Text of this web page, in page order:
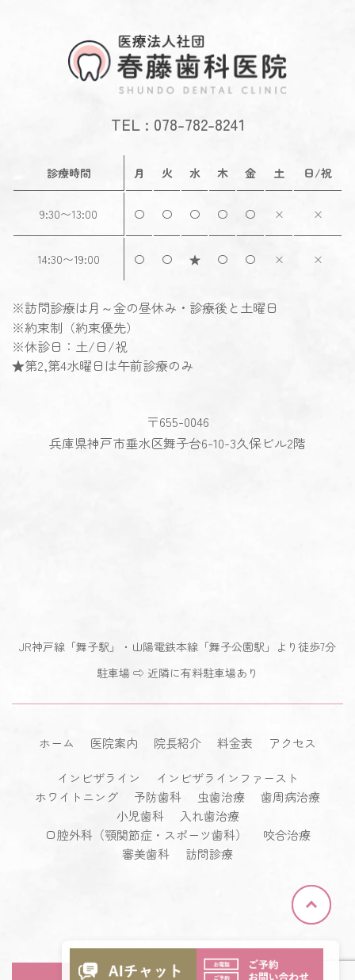
TEL : 078-782-8241
診療時間 月 火 水 木 金 土 日/祝
9:30〜13:00 〇 〇 〇 〇 〇 × ×
14:30〜19:00 〇 〇 ★ 〇 〇 × ×
※訪問診療は月～金の昼休み・診療後と土曜日
※約束制（約束優先）
※休診日：土/日/祝
★第2,第4水曜日は午前診療のみ
〒655-0046
兵庫県神戸市垂水区舞子台6-10-3久保ビル2階
JR神戸線「舞子駅」・山陽電鉄本線「舞子公園駅」より徒歩7分
駐車場 ⇨ 近隣に有料駐車場あり
ホーム 医院案内 院長紹介 料金表 アクセス
インビザライン
インビザラインファースト
ホワイトニング
予防歯科 虫歯治療
歯周病治療
小児歯科
入れ歯治療
口腔外科（顎関節症・スポーツ歯科）
咬合治療
審美歯科
訪問診療